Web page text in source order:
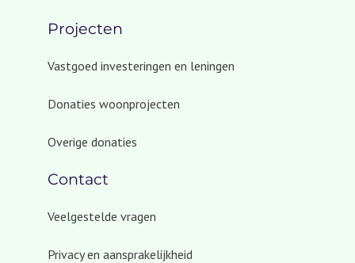
Projecten
Vastgoed investeringen en leningen
Donaties woonprojecten
Overige donaties
Contact
Veelgestelde vragen
Privacy en aansprakelijkheid